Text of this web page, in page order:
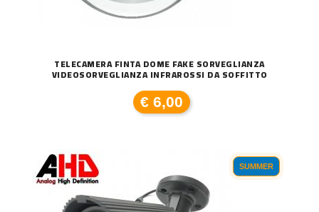
TELECAMERA FINTA DOME FAKE SORVEGLIANZA
VIDEOSORVEGLIANZA INFRAROSSI DA SOFFITTO
€ 6,00
SUMMER